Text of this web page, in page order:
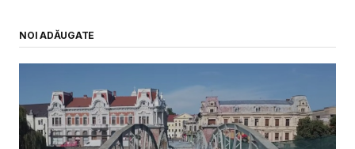
NOI ADĂUGATE